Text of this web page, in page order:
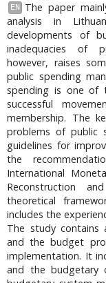
EN
The paper
analysis in
developments of
inadequacies of
however, raises
public spending
spending is one of
successful
membership. The
problems of public
guidelines for
the
International
Reconstruction
theoretical
includes the
The study contains
and the budget
implementation. It
and the budgetary